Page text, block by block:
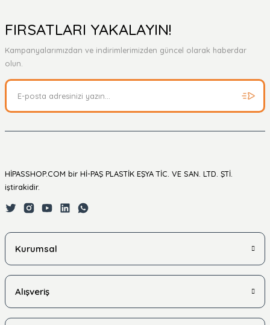
Yorum Yaz
Ürün hakkında henüz soru sorulmamış.
FIRSATLARI YAKALAYIN!
Kampanyalarımızdan ve indirimlerimizden güncel olarak haberdar
olun.
HİPASSHOP.COM bir Hİ-PAŞ PLASTİK EŞYA TİC. VE SAN. LTD. ŞTİ.
iştirakidir.
Kurumsal
Alışveriş